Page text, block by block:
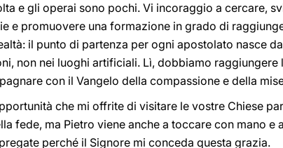
e gli operai sono pochi. Vi incoraggio a cercare,
e promuovere una formazione in grado di
il punto di partenza per ogni apostolato nasce
non nei luoghi artificiali. Lì, dobbiamo raggiungere
con il Vangelo della compassione e della
che mi offrite di visitare le vostre Chiese
fede, ma Pietro viene anche a toccare con mano e
perché il Signore mi conceda questa grazia.